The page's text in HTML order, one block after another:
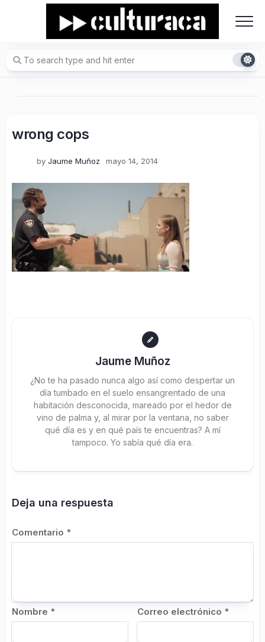
wrong cops
by Jaume Muñoz mayo 14, 2014
Jaume Muñoz
¿No te ha pasado nunca algo así como despertar un
día tumbado en el suelo ensangrentado de una
habitación desconocida, mareado por el hedor de
vino de palma y, al mirar por la ventana, no saber
qué día es y en qué país te encuentras? A mí
tampoco. Yo sabía qué día era.
Deja una respuesta
Comentario *
Nombre * Correo electrónico *